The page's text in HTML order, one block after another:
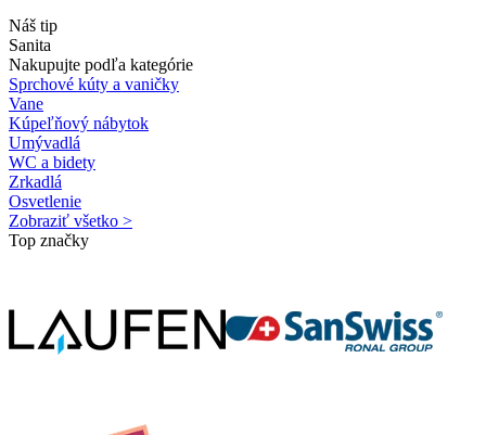
Náš tip
Sanita
Nakupujte podľa kategórie
Sprchové kúty a vaničky
Vane
Kúpeľňový nábytok
Umývadlá
WC a bidety
Zrkadlá
Osvetlenie
Zobraziť všetko >
Top značky